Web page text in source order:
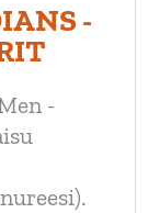
-
-